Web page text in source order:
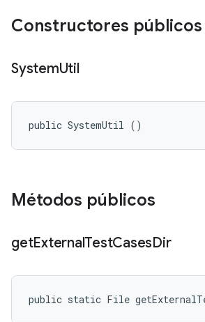
Constructores públicos
SystemUtil
public SystemUtil ()
Métodos públicos
getExternalTestCasesDir
public static File